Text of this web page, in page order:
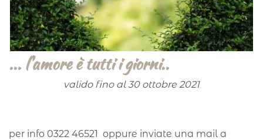
... l'amore è tutti i giorni..
valido fino al 30 ottobre 2021
per info 0322 46521 oppure inviate una mail a